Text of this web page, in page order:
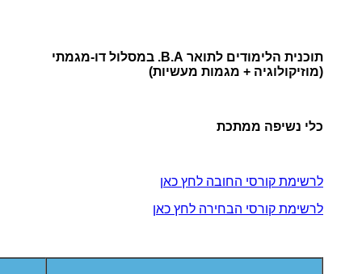
תוכנית הלימודים לתואר B.A. במסלול דו-מגמתי
(מוזיקולוגיה + מגמות מעשיות)
כלי נשיפה ממתכת
לרשימת קורסי החובה לחץ כאן
לרשימת קורסי הבחירה לחץ כאן